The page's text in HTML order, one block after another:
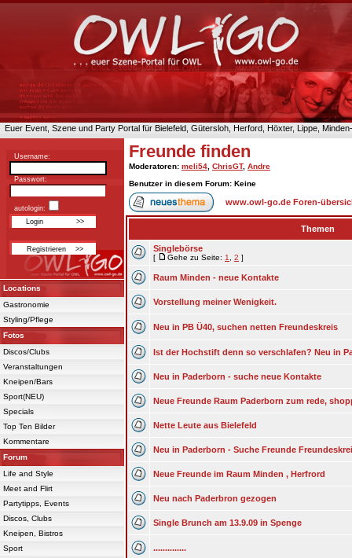
Euer Event, Szene und Party Portal für Bielefeld, Gütersloh, Herford, Höxter, Lippe,
Username:
Passwort:
autologin:
Locations
Gastronomie
Styling/Pflege
Fotos
Discos/Clubs
Veranstaltungen
Kneipen/Bars
Sport(NEU)
Specials
Top Ten Bilder
Kommentare
Forum
Life and Style
Meet and Flirt
Partytipps, Events
Discos, Clubs
Kneipen, Bistros
Sport
Freunde finden
Moderatoren: meli54 ChrisGT, Andre
Benutzer in diesem Forum: Keine
www.owl-go.de Foren-
Themen
Singlebörse
[ Gehe zu Seite: 1 2 ]
Raum Minden - neue Kontakte
Vorstellung meiner Wenigkeit.
Neu in PB Ü40, suchen netten Freundeskreis
Ist der Hochstift denn so verschlafen? Neu in
Neu in Paderborn - suche neue Kontakte
Neue Freunde Raum Paderborn zum rede,
Nette Leute aus Bielefeld
Neu in Paderborn - Suche Freunde
Neue Freunde im Raum Minden , Herfrord
Neu nach Paderbron gezogen
Single Brunch am 13.9.09 in Spenge
..............